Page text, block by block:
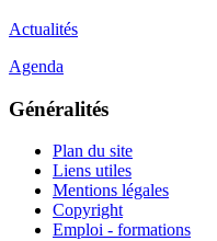
Actualités
Agenda
Généralités
Plan du site
Liens utiles
Mentions légales
Copyright
Emploi - formations